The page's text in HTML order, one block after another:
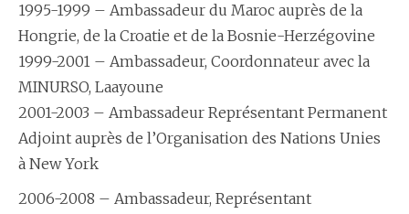
1995-1999 – Ambassadeur du Maroc a​uprès de la
Hongrie, de la Croatie et de la Bosnie-Herzégovine
1999-2001 – A​mbassadeur, Coordonnateur avec la
MINURSO, Laayoune
2001-2003 – Ambassadeur R​eprésentant Permanent
Adjoint auprès de l’Organisation des Nations Unies
à New York
2006-2008 – Ambassadeur, R​eprésentant